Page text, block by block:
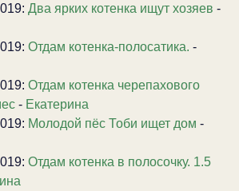
Два ярких котенка ищут хозяев -
Отдам котенка-полосатика. -
Отдам котенка черепахового
- Екатерина
Молодой пёс Тоби ищет дом -
Отдам котенка в полосочку. 1.5